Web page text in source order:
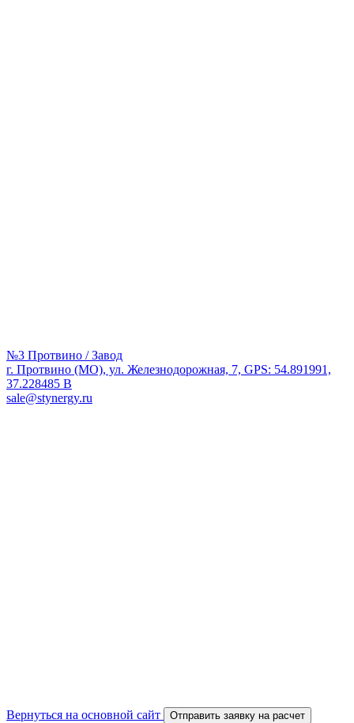
№3 Протвино / Завод
г. Протвино (МО), ул. Железнодорожная, 7, GPS: 54.891991,
37.228485 В
sale@stynergy.ru
Вернуться на основной сайт Отправить заявку на расчет